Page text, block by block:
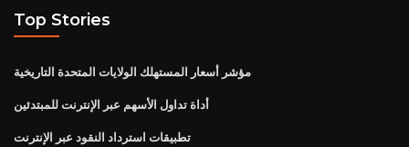
Top Stories
مؤشر أسعار المستهلك الولايات المتحدة التاريخية
أداة تداول الأسهم عبر الإنترنت للمبتدئين
تطبيقات استرداد النقود عبر الإنترنت